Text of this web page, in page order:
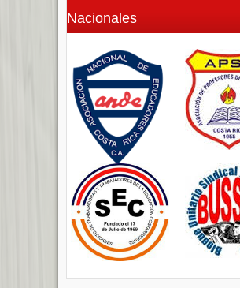
Nacionales